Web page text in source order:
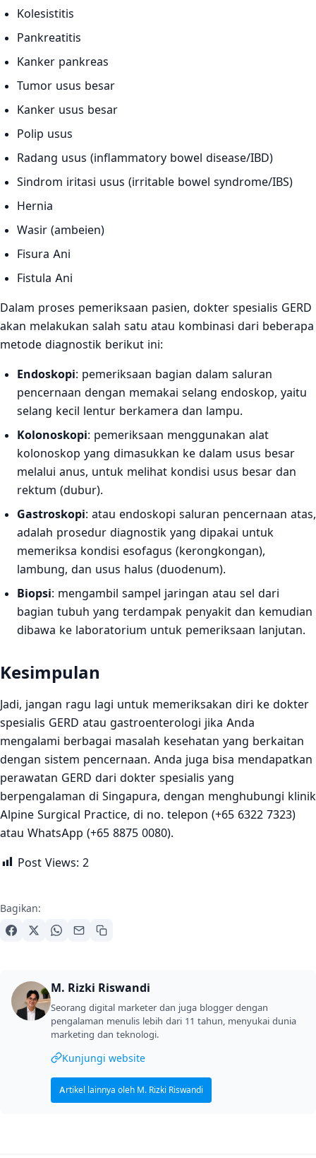
Kolesistitis
Pankreatitis
Kanker pankreas
Tumor usus besar
Kanker usus besar
Polip usus
Radang usus (inflammatory bowel disease/IBD)
Sindrom iritasi usus (irritable bowel syndrome/IBS)
Hernia
Wasir (ambeien)
Fisura Ani
Fistula Ani
Dalam proses pemeriksaan pasien, dokter spesialis GERD
akan melakukan salah satu atau kombinasi dari beberapa
metode diagnostik berikut ini:
Endoskopi: pemeriksaan bagian dalam saluran
pencernaan dengan memakai selang endoskop, yaitu
selang kecil lentur berkamera dan lampu.
Kolonoskopi: pemeriksaan menggunakan alat
kolonoskop yang dimasukkan ke dalam usus besar
melalui anus, untuk melihat kondisi usus besar dan
rektum (dubur).
Gastroskopi: atau endoskopi saluran pencernaan atas,
adalah prosedur diagnostik yang dipakai untuk
memeriksa kondisi esofagus (kerongkongan),
lambung, dan usus halus (duodenum).
Biopsi: mengambil sampel jaringan atau sel dari
bagian tubuh yang terdampak penyakit dan kemudian
dibawa ke laboratorium untuk pemeriksaan lanjutan.
Kesimpulan
Jadi, jangan ragu lagi untuk memeriksakan diri ke dokter
spesialis GERD atau gastroenterologi jika Anda
mengalami berbagai masalah kesehatan yang berkaitan
dengan sistem pencernaan. Anda juga bisa mendapatkan
perawatan GERD dari dokter spesialis yang
berpengalaman di Singapura, dengan menghubungi klinik
Alpine Surgical Practice, di no. telepon (+65 6322 7323)
atau WhatsApp (+65 8875 0080).
Post Views: 2
Bagikan:
M. Rizki Riswandi
Seorang digital marketer dan juga blogger dengan
pengalaman menulis lebih dari 11 tahun, menyukai dunia
marketing dan teknologi.
Kunjungi website
Artikel lainnya oleh M. Rizki Riswandi